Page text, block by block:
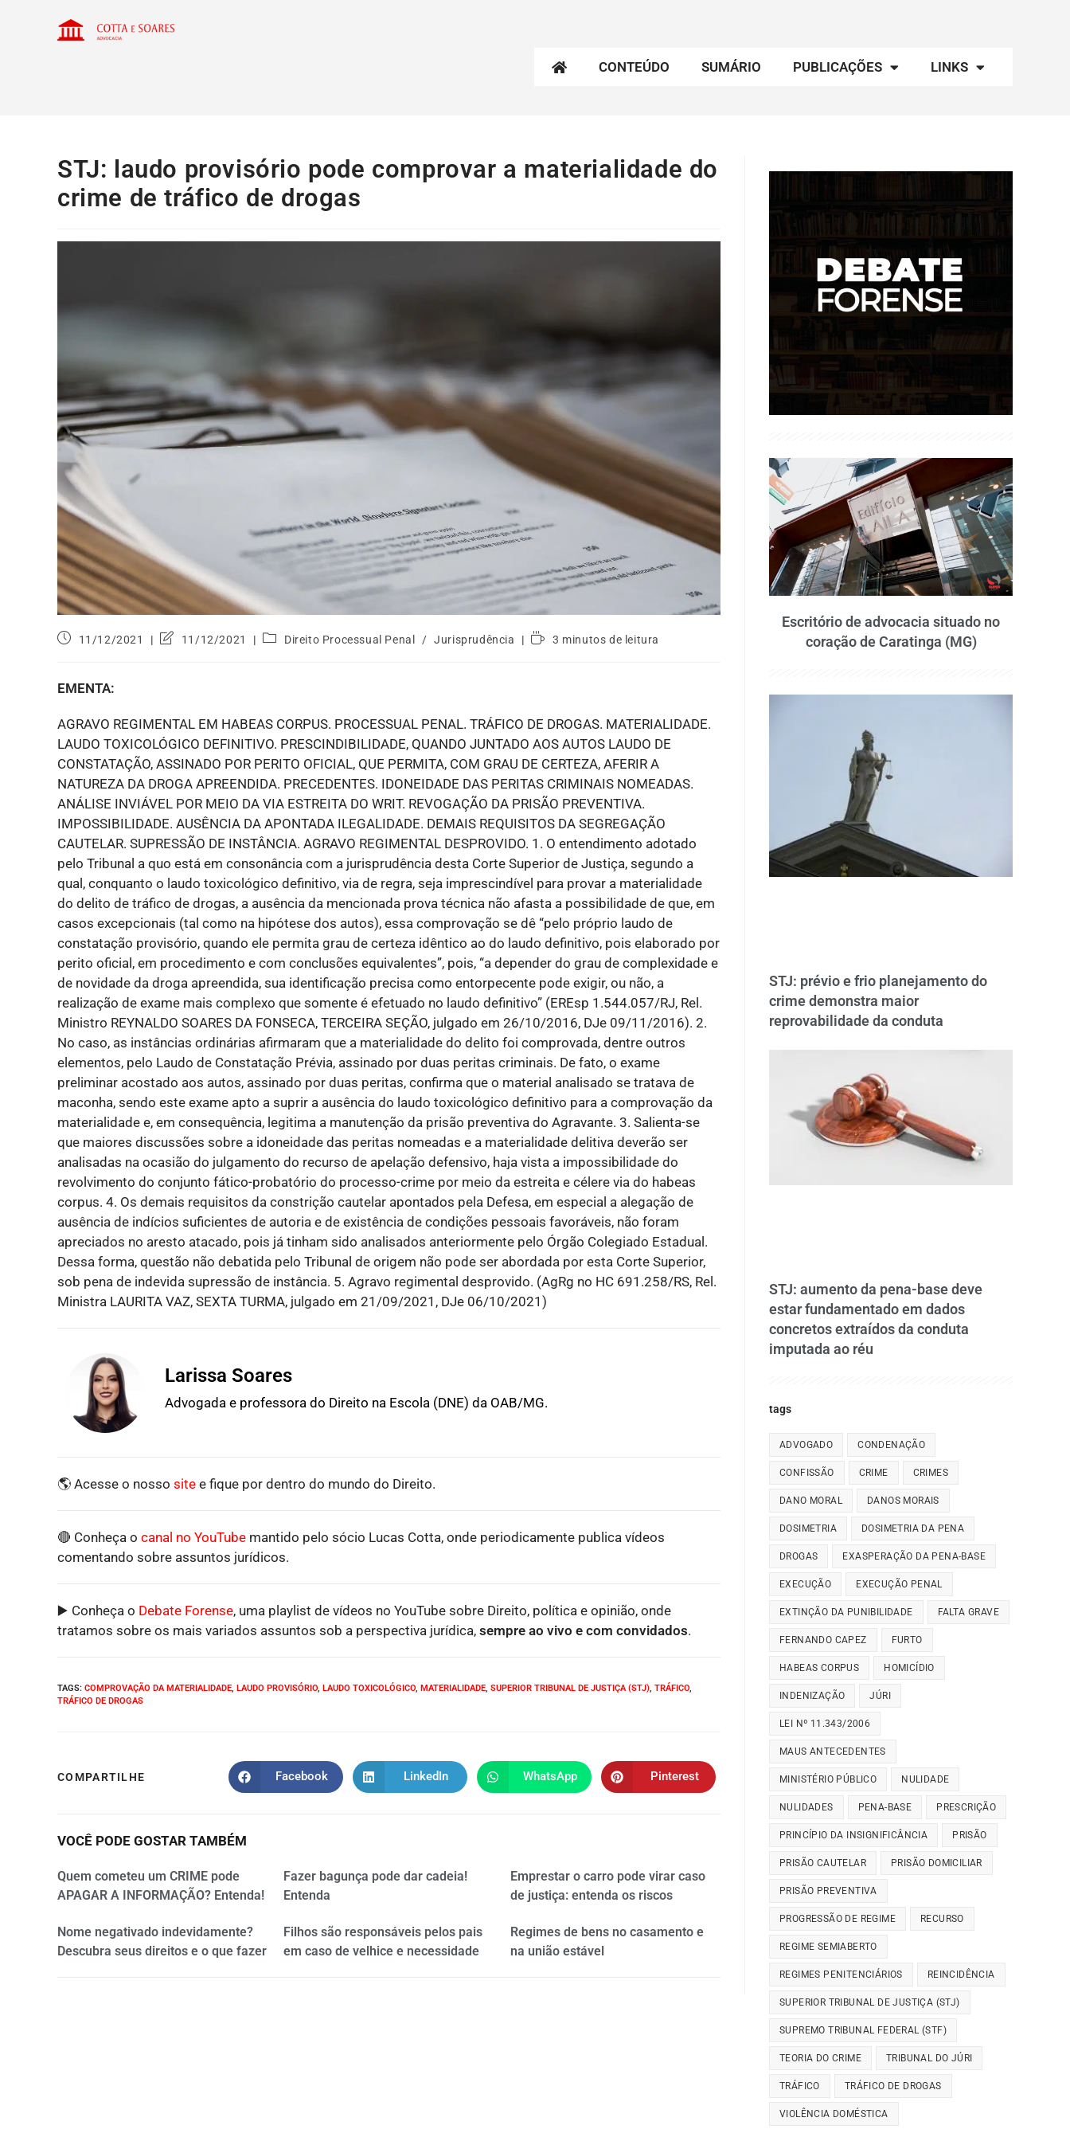
CONTEÚDO SUMÁRIO PUBLICAÇÕES LINKS
STJ: laudo provisório pode comprovar a materialidade do
crime de tráfico de drogas
11/12/2021 11/12/2021 Direito Processual Penal / Jurisprudência 3 minutos de leitura
EMENTA:
AGRAVO REGIMENTAL EM HABEAS CORPUS. PROCESSUAL PENAL. TRÁFICO DE DROGAS. MATERIALIDADE.
LAUDO TOXICOLÓGICO DEFINITIVO. PRESCINDIBILIDADE, QUANDO JUNTADO AOS AUTOS LAUDO DE
CONSTATAÇÃO, ASSINADO POR PERITO OFICIAL, QUE PERMITA, COM GRAU DE CERTEZA, AFERIR A
NATUREZA DA DROGA APREENDIDA. PRECEDENTES. IDONEIDADE DAS PERITAS CRIMINAIS NOMEADAS.
ANÁLISE INVIÁVEL POR MEIO DA VIA ESTREITA DO WRIT. REVOGAÇÃO DA PRISÃO PREVENTIVA.
IMPOSSIBILIDADE. AUSÊNCIA DA APONTADA ILEGALIDADE. DEMAIS REQUISITOS DA SEGREGAÇÃO
CAUTELAR. SUPRESSÃO DE INSTÂNCIA. AGRAVO REGIMENTAL DESPROVIDO. 1. O entendimento adotado
pelo Tribunal a quo está em consonância com a jurisprudência desta Corte Superior de Justiça, segundo a
qual, conquanto o laudo toxicológico definitivo, via de regra, seja imprescindível para provar a materialidade
do delito de tráfico de drogas, a ausência da mencionada prova técnica não afasta a possibilidade de que, em
casos excepcionais (tal como na hipótese dos autos), essa comprovação se dê “pelo próprio laudo de
constatação provisório, quando ele permita grau de certeza idêntico ao do laudo definitivo, pois elaborado por
perito oficial, em procedimento e com conclusões equivalentes”, pois, “a depender do grau de complexidade e
de novidade da droga apreendida, sua identificação precisa como entorpecente pode exigir, ou não, a
realização de exame mais complexo que somente é efetuado no laudo definitivo” (EREsp 1.544.057/RJ, Rel.
Ministro REYNALDO SOARES DA FONSECA, TERCEIRA SEÇÃO, julgado em 26/10/2016, DJe 09/11/2016). 2.
No caso, as instâncias ordinárias afirmaram que a materialidade do delito foi comprovada, dentre outros
elementos, pelo Laudo de Constatação Prévia, assinado por duas peritas criminais. De fato, o exame
preliminar acostado aos autos, assinado por duas peritas, confirma que o material analisado se tratava de
maconha, sendo este exame apto a suprir a ausência do laudo toxicológico definitivo para a comprovação da
materialidade e, em consequência, legitima a manutenção da prisão preventiva do Agravante. 3. Salienta-se
que maiores discussões sobre a idoneidade das peritas nomeadas e a materialidade delitiva deverão ser
analisadas na ocasião do julgamento do recurso de apelação defensivo, haja vista a impossibilidade do
revolvimento do conjunto fático-probatório do processo-crime por meio da estreita e célere via do habeas
corpus. 4. Os demais requisitos da constrição cautelar apontados pela Defesa, em especial a alegação de
ausência de indícios suficientes de autoria e de existência de condições pessoais favoráveis, não foram
apreciados no aresto atacado, pois já tinham sido analisados anteriormente pelo Órgão Colegiado Estadual.
Dessa forma, questão não debatida pelo Tribunal de origem não pode ser abordada por esta Corte Superior,
sob pena de indevida supressão de instância. 5. Agravo regimental desprovido. (AgRg no HC 691.258/RS, Rel.
Ministra LAURITA VAZ, SEXTA TURMA, julgado em 21/09/2021, DJe 06/10/2021)
Larissa Soares
Advogada e professora do Direito na Escola (DNE) da OAB/MG.
🌎 Acesse o nosso site e fique por dentro do mundo do Direito.
🔴 Conheça o canal no YouTube mantido pelo sócio Lucas Cotta, onde periodicamente publica vídeos
comentando sobre assuntos jurídicos.
▶️ Conheça o Debate Forense, uma playlist de vídeos no YouTube sobre Direito, política e opinião, onde
tratamos sobre os mais variados assuntos sob a perspectiva jurídica, sempre ao vivo e com convidados.
TAGS: COMPROVAÇÃO DA MATERIALIDADE, LAUDO PROVISÓRIO, LAUDO TOXICOLÓGICO, MATERIALIDADE, SUPERIOR TRIBUNAL DE JUSTIÇA (STJ), TRÁFICO,
TRÁFICO DE DROGAS
COMPARTILHE Facebook LinkedIn WhatsApp Pinterest
VOCÊ PODE GOSTAR TAMBÉM
Quem cometeu um CRIME pode
APAGAR A INFORMAÇÃO? Entenda!
Fazer bagunça pode dar cadeia!
Entenda
Emprestar o carro pode virar caso
de justiça: entenda os riscos
Nome negativado indevidamente?
Descubra seus direitos e o que fazer
Filhos são responsáveis pelos pais
em caso de velhice e necessidade
Regimes de bens no casamento e
na união estável
Escritório de advocacia situado no
coração de Caratinga (MG)
STJ: prévio e frio planejamento do
crime demonstra maior
reprovabilidade da conduta
STJ: aumento da pena-base deve
estar fundamentado em dados
concretos extraídos da conduta
imputada ao réu
tags
ADVOGADO CONDENAÇÃO
CONFISSÃO CRIME CRIMES
DANO MORAL DANOS MORAIS
DOSIMETRIA DOSIMETRIA DA PENA
DROGAS EXASPERAÇÃO DA PENA-BASE
EXECUÇÃO EXECUÇÃO PENAL
EXTINÇÃO DA PUNIBILIDADE FALTA GRAVE
FERNANDO CAPEZ FURTO
HABEAS CORPUS HOMICÍDIO
INDENIZAÇÃO JÚRI
LEI Nº 11.343/2006
MAUS ANTECEDENTES
MINISTÉRIO PÚBLICO NULIDADE
NULIDADES PENA-BASE PRESCRIÇÃO
PRINCÍPIO DA INSIGNIFICÂNCIA PRISÃO
PRISÃO CAUTELAR PRISÃO DOMICILIAR
PRISÃO PREVENTIVA
PROGRESSÃO DE REGIME RECURSO
REGIME SEMIABERTO
REGIMES PENITENCIÁRIOS REINCIDÊNCIA
SUPERIOR TRIBUNAL DE JUSTIÇA (STJ)
SUPREMO TRIBUNAL FEDERAL (STF)
TEORIA DO CRIME TRIBUNAL DO JÚRI
TRÁFICO TRÁFICO DE DROGAS
VIOLÊNCIA DOMÉSTICA